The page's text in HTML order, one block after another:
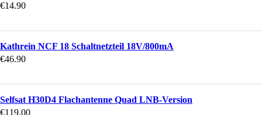
€14.90
Kathrein NCF 18 Schaltnetzteil 18V/800mA
€46.90
Selfsat H30D4 Flachantenne Quad LNB-Version
€119.00